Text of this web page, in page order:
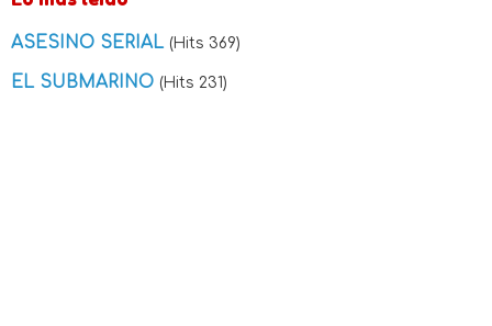
ASESINO SERIAL (Hits 369)
EL SUBMARINO (Hits 231)